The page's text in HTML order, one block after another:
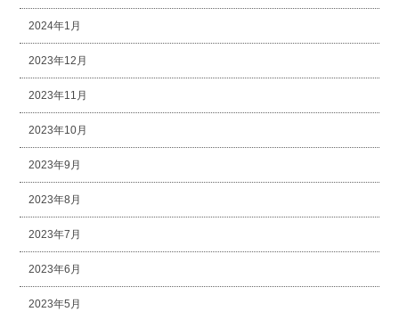
2024年1月
2023年12月
2023年11月
2023年10月
2023年9月
2023年8月
2023年7月
2023年6月
2023年5月